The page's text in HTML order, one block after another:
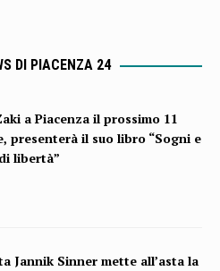
DI PIACENZA 24
a Piacenza il prossimo 11
presenterà il suo libro “Sogni e
libertà”
Jannik Sinner mette all’asta la